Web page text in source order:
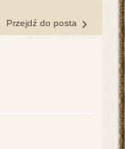
Przejdź do posta